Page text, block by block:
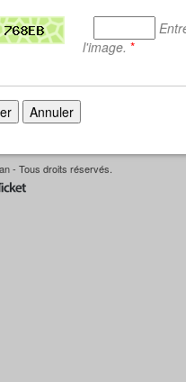
l'image. *
- Tous droits réservés.